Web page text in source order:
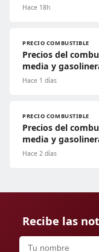
Hace 18h
PRECIO COMBUSTIBLE
Precios del
media y
Hace 1 días
PRECIO COMBUSTIBLE
Precios del
media y
Hace 2 días
Recibe las